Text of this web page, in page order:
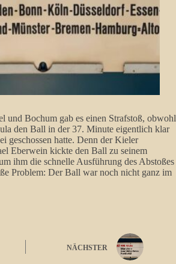
und Bochum gab es einen Strafstoß, obwohl
den Ball in der 37. Minute eigentlich klar
geschossen hatte. Denn der Kieler
Eberwein kickte den Ball zu seinem
ihm die schnelle Ausführung des Abstoßes
Problem: Der Ball war noch nicht ganz im
NÄCHSTER